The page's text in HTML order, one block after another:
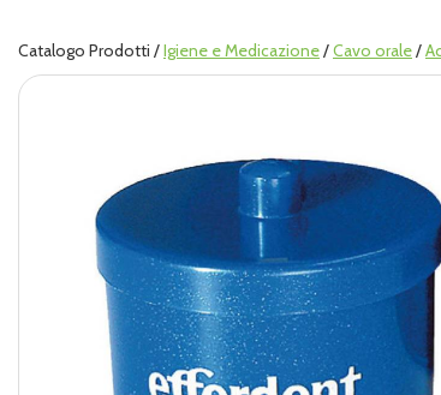
Catalogo Prodotti /Igiene e Medicazione/Cavo orale/